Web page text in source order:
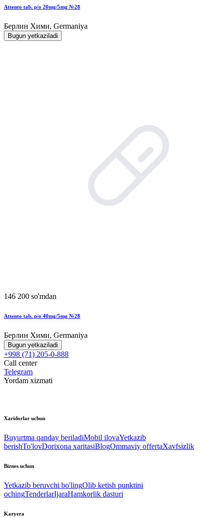
Attento tab. p/o 20mg/5mg №28
Берлин Хими, Germaniya
Bugun yetkaziladi
146 200 so'mdan
Attento tab. p/o 40mg/5mg №28
Берлин Хими, Germaniya
Bugun yetkaziladi
+998 (71) 205-0-888
Call center
Telegram
Yordam xizmati
Xaridorlar uchun
Buyurtma qanday beriladiMobil ilovaYetkazib
berishTo'lovDorixona xaritasiBlogOmmaviy offertaXavfsizlik
Biznes uchun
Yetkazib beruvchi bo'lingOlib ketish punktini
ochingTenderlarIjaraHamkorlik dasturi
Karyera